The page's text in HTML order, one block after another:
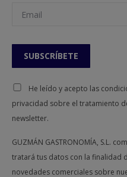
He leído y acepto las
privacidad sobre el tratamiento
newsletter.
GUZMÁN GASTRONOMÍA, S.L.
tratará tus datos con la finalidad
novedades comerciales sobre